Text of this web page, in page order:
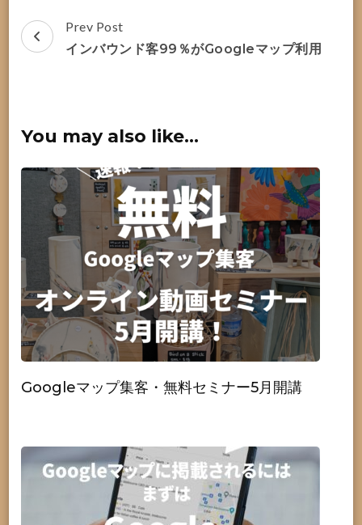
Post
Navigation
Prev Post
インバウンド客99％がGoogleマップ利用
You may also like...
Googleマップ集客・無料セミナー5月開講